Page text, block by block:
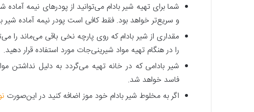
شما برای تهیه شیر بادام می‌توانید از پودرهای نیمه آماده
و سریع‌تر خواهد بود. فقط کافی است پودر نیمه آماده شیر
مقداری از شیر بادام که روی پارچه نخی باقی می‌ماند
را در هنگام تهیه مواد شیرینی‌جات مورد استفاده قرار دهید.
شیر بادامی که در خانه تهیه می‌گردد به‌ دلیل نداشتن
فاسد خواهد شد.
اگر به مخلوط شیر بادام خود موز اضافه کنید در این‌صورت